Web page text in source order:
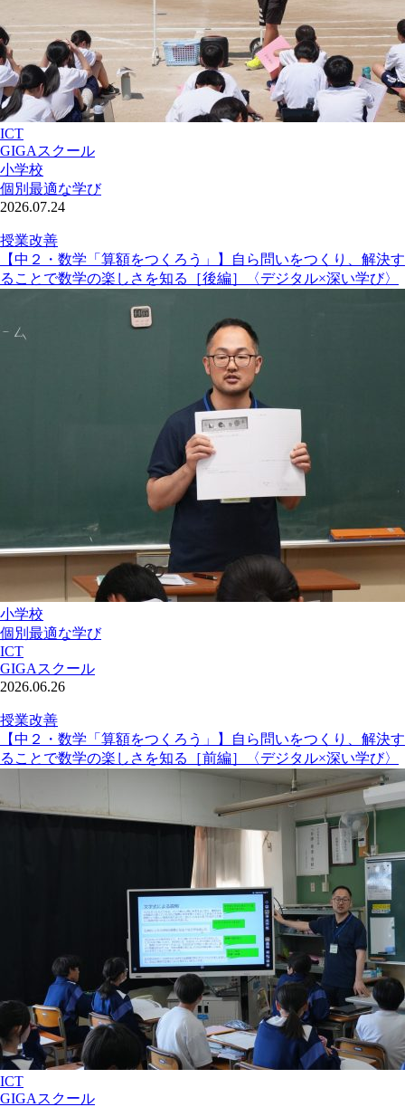
ICT
GIGAスクール
小学校
個別最適な学び
2026.07.24
授業改善
【中２・数学「算額をつくろう」】自ら問いをつくり、解決す
ることで数学の楽しさを知る［後編］〈デジタル×深い学び〉
小学校
個別最適な学び
ICT
GIGAスクール
2026.06.26
授業改善
【中２・数学「算額をつくろう」】自ら問いをつくり、解決す
ることで数学の楽しさを知る［前編］〈デジタル×深い学び〉
ICT
GIGAスクール